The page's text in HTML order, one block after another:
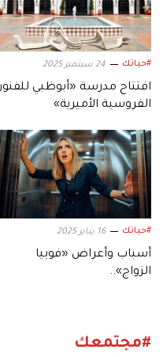
#حياتك 24 سبتمبر 2025
افتتاح مدرسة «أبوظبي
الفروسية الأميرية»
#حياتك 16 يناير 2025
أسباب وأعراض «فوبيا
الزواج»..
#مجتمعك